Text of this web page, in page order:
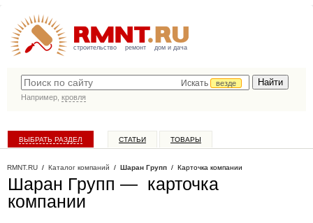
строительство ремонт дом и дача
Искать
везде
Например, кровля
ВЫБРАТЬ РАЗДЕЛ СТАТЬИ ТОВАРЫ
RMNT.RU / Каталог компаний / Шаран Групп / Карточка компании
Шаран Групп — карточка
компании